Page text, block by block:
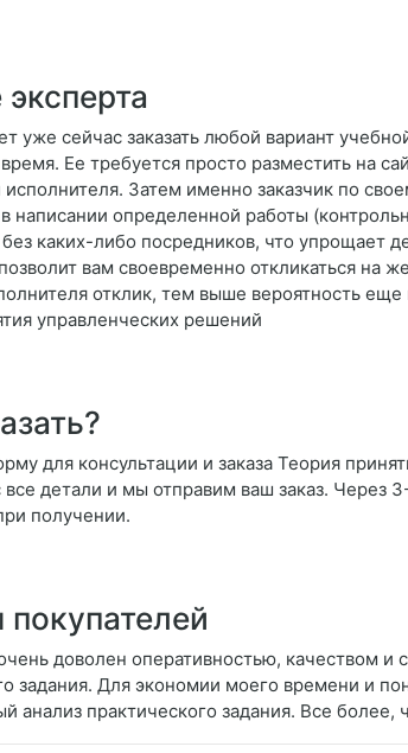
уже сейчас заказать любой вариант
Ее требуется просто разместить на
Затем именно заказчик по
написании определенной работы
каких-либо посредников, что упрощает
вам своевременно откликаться на
отклик, тем выше вероятность
управленческих решений
для консультации и заказа Теория
все детали и мы отправим ваш заказ. Через
получении.
доволен оперативностью, качеством и
задания. Для экономии моего времени и
анализ практического задания. Все более,